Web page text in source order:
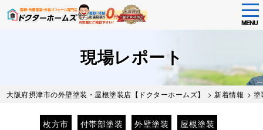
MENU
現場レポート
大阪府摂津市の外壁塗装・屋根塗装店【ドクターホームズ】 >新着情報 > 塗
枚方市 付帯部塗装 外壁塗装 屋根塗装